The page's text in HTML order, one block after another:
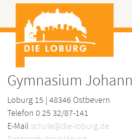
Gymnasium
Loburg 15 | 48346 Ostbevern
Telefon 0 25 32/87-141
E-Mail schule@die-loburg.de